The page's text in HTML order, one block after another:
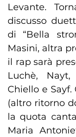
Levante.
discusso
di “Bella
Masini, altra
il rap sarà
Luchè,
Chiello e
(altro ritorno
la quota
Maria